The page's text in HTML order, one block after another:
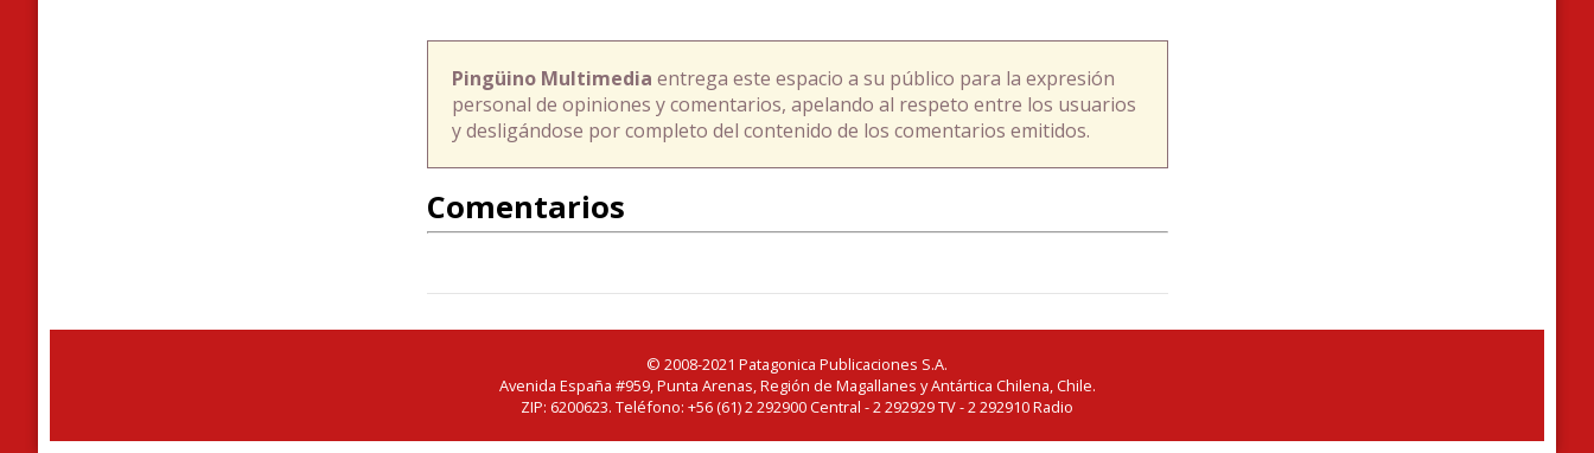
Pingüino Multimedia entrega este espacio a su público para la expresión
personal de opiniones y comentarios, apelando al respeto entre los usuarios
y desligándose por completo del contenido de los comentarios emitidos.
Comentarios
© 2008-2021 Patagonica Publicaciones S.A.
Avenida España #959, Punta Arenas, Región de Magallanes y Antártica Chilena, Chile.
ZIP: 6200623. Teléfono: +56 (61) 2 292900 Central - 2 292929 TV - 2 292910 Radio